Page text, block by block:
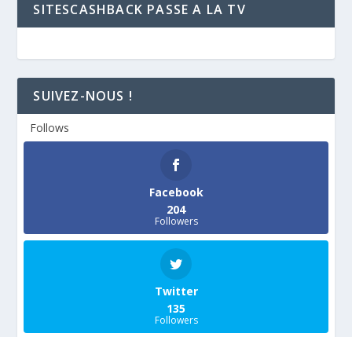
SITESCASHBACK PASSE A LA TV
SUIVEZ-NOUS !
Follows
Facebook
204
Followers
Twitter
135
Followers